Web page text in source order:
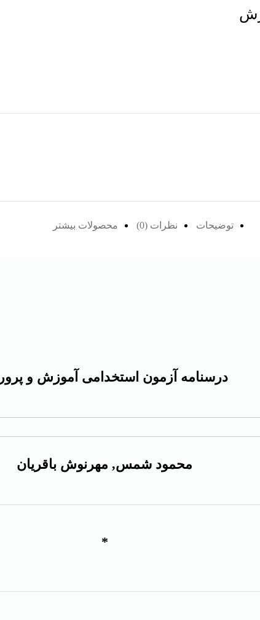
توضیحات نظرات (0) محصولات بیشتر
درسنامه آزمون استخدامی آموزش و
محمود شمس, مهرنوش باقریان
*